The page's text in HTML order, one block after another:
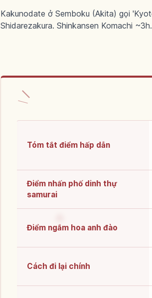
Kakunodate ở Semboku (Akita) gọi
Shidarezakura. Shinkansen Komachi ~3h.
Tóm tắt điểm hấp dẫn
Điểm nhấn phố dinh thự
samurai
Điểm ngắm hoa anh đào
Cách đi lại chính